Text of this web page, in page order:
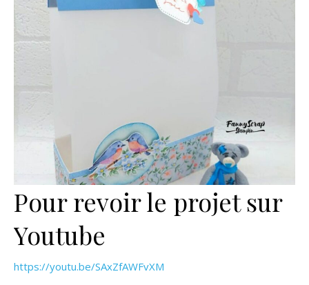
Pour revoir le projet sur
Youtube
https://youtu.be/SAxZfAWFvXM